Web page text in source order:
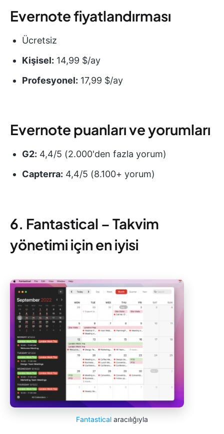
Evernote fiyatlandırması
Ücretsiz
Kişisel: 14,99 $/ay
Profesyonel: 17,99 $/ay
Evernote puanları ve yorumları
G2: 4,4/5 (2.000'den fazla yorum)
Capterra: 4,4/5 (8.100+ yorum)
6. Fantastical – Takvim
yönetimi için en iyisi
Fantastical aracılığıyla